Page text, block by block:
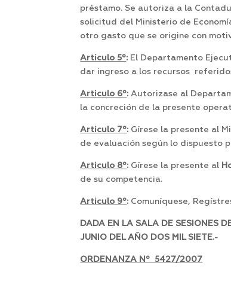
préstamo. Se autoriza a la
solicitud del Ministerio de
otro gasto que se origine con
Articulo 5º: El Departamento
dar ingreso a los recursos
Articulo 6º:Autorizase al
la concreción de la presente
Articulo 7º: Gírese la presente al
de evaluación según lo dispuesto
Articulo 8º: Gírese la presente al
de su competencia.
Articulo 9º: Comuníquese,
DADA EN LA SALA DE SESIONES
JUNIO DEL AÑO DOS MIL SIETE.-
ORDENANZA Nº 5427/2007